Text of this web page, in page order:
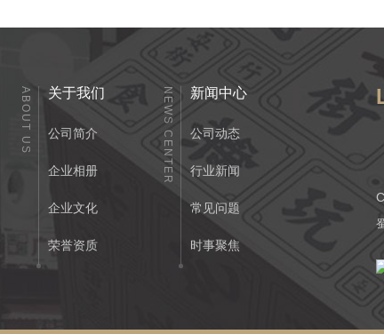
关于我们
ABOUT US 公司简介
企业相册
企业文化
荣誉资质
新闻中心
NEWS CENTER 公司动态
行业新闻
常见问题
时事聚焦